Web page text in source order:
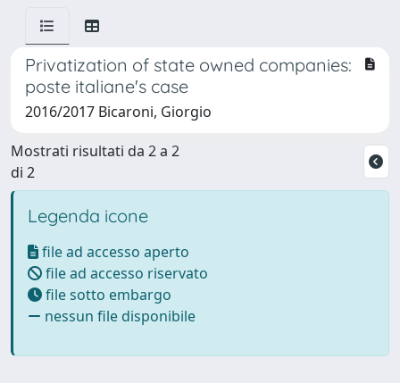
Privatization of state owned companies:
poste italiane's case
2016/2017 Bicaroni, Giorgio
Mostrati risultati da 2 a 2
di 2
Legenda icone
file ad accesso aperto
file ad accesso riservato
file sotto embargo
nessun file disponibile